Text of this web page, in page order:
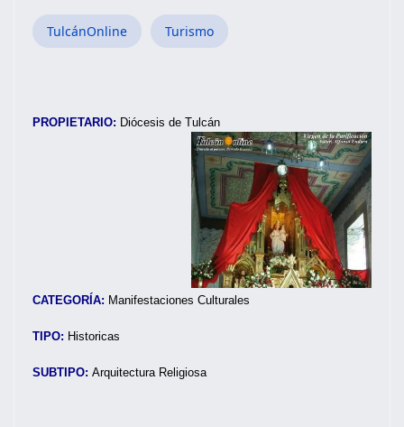
TulcánOnline Turismo
PROPIETARIO: Diócesis de Tulcán
CATEGORÍA: Manifestaciones Culturales
TIPO: Historicas
SUBTIPO: Arquitectura Religiosa